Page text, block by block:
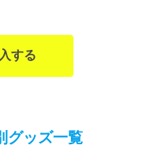
する
グッズ一覧